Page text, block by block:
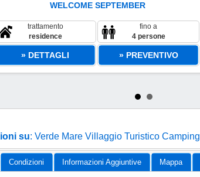
WELCOME SEPTEMBER
trattamento
residence
fino a
4 persone
» DETTAGLI » PREVENTIVO
su: Verde Mare Villaggio Turistico Camping
Condizioni Informazioni Aggiuntive Mappa